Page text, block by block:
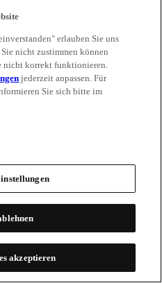
erlauben Sie uns
nicht zustimmen können
nicht korrekt funktionieren.
jederzeit anpassen. Für
Sie sich bitte im
akzeptieren